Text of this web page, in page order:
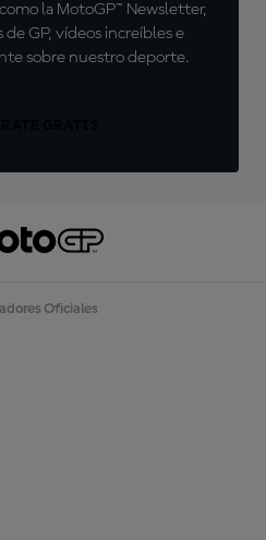
la MotoGP™ Newsletter,
GP, vídeos increíbles e
sobre nuestro deporte.
Oficiales